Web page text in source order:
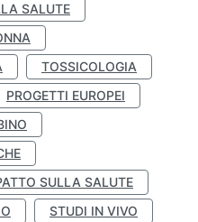
SALUTE
TOSSICOLOGIA
PROGETTI EUROPEI
SULLA SALUTE
STUDI IN VIVO